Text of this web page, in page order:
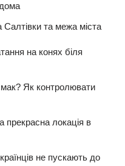
та межа міста
на конях біля
Як контролювати
прекрасна локація в
не пускають до